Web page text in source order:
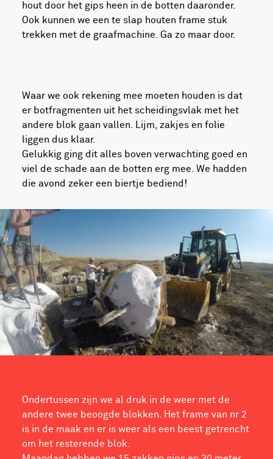
hout door het gips heen in de botten daaronder.
Ook kunnen we een te slap houten frame stuk
trekken met de graafmachine. Ga zo maar door.
Waar we ook rekening mee moeten houden is dat
er botfragmenten uit het scheidingsvlak met het
andere blok gaan vallen. Lijm, zakjes en folie
liggen dus klaar.
Gelukkig ging dit alles boven verwachting goed en
viel de schade aan de botten erg mee. We hadden
die avond zeker een biertje bediend!
Ondertussen zijn we al druk in de weer met de
andere twee beoogde blokken. Het frame van nr 2
is in de maak en er is weer als een beest getrencht
om het resterende blok.